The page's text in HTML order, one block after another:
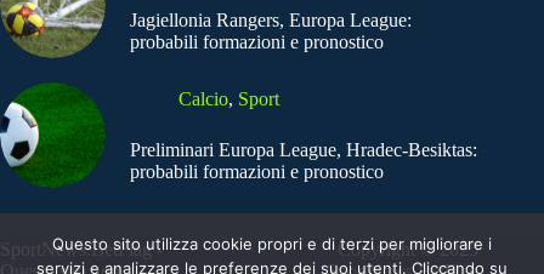
Jagiellonia Rangers, Europa League:
probabili formazioni e pronostico
Calcio, Sport
Preliminari Europa League, Hradec-Besiktas:
probabili formazioni e pronostico
SportNews.BetFlag -
Copyright © 2025
Questo sito utilizza cookie propri e di terzi per migliorare i
servizi e analizzare le preferenze dei suoi utenti. Cliccando su